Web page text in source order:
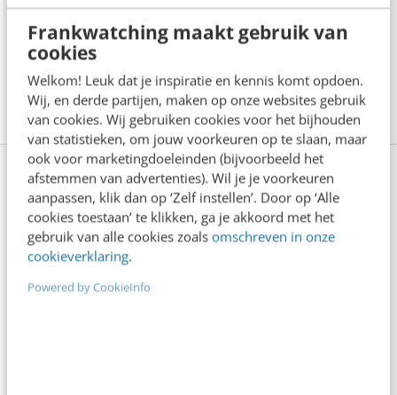
Frankwatching maakt gebruik van
cookies
Welkom! Leuk dat je inspiratie en kennis komt opdoen.
Wij, en derde partijen, maken op onze websites gebruik
van cookies. Wij gebruiken cookies voor het bijhouden
van statistieken, om jouw voorkeuren op te slaan, maar
ook voor marketingdoeleinden (bijvoorbeeld het
afstemmen van advertenties). Wil je je voorkeuren
aanpassen, klik dan op ‘Zelf instellen’. Door op ‘Alle
cookies toestaan’ te klikken, ga je akkoord met het
gebruik van alle cookies zoals omschreven in onze
cookieverklaring.
Powered by CookieInfo
met AI leer je van expert Ronald Faas hoe je AI
strategisch inzet voor besluitvorming en
organisatieontwikkeling, zonder te verdwalen in
losse ideeën. Bekijk nu
Anderen lezen ook
marketeer maken